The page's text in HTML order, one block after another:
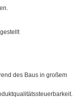
des Baus in großem